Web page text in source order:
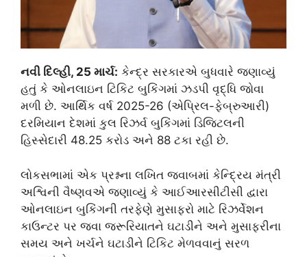
નવી દિલ્હી, 25 માર્ચ: કેન્દ્ર સરકારએ બુધવારે જણાવ્યું
હતું કે ઓનલાઇન ટિકિટ બુકિંગમાં ઝડપી વૃદ્ધિ જોવા
મળી છે. આર્થિક વર્ષ 2025-26 (એપ્રિલ-ફેબ્રુઆરી)
દરમિયાન દેશમાં કુલ રિઝર્વ બુકિંગમાં ડિજિટલની
હિસ્સેદારી 48.25 કરોડ અને 88 ટકા રહી છે.
લોકસભામાં એક પ્રશ્નના લખિત જવાબમાં કેન્દ્રિય મંત્રી
અશ્વિની વૈષ્ણવએ જણાવ્યું કે આઈઆરસીટીસી દ્વારા
ઓનલાઇન બુકિંગની તરફેણે મુસાફરો માટે રિઝર્વેશન
કાઉન્ટર પર જવા જરૂરિયાતને ઘટાડીને અને મુસાફરીના
સમય અને ખર્ચને ઘટાડીને ટિકિટ મેળવવાનું સરળ